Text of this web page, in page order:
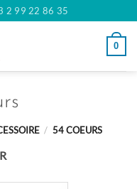
2 99 22 86 35
0
/ 54 COEURS